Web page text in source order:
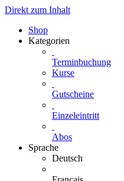
Direkt zum Inhalt
Shop
Kategorien
Terminbuchung
Kurse
Gutscheine
Einzeleintritt
Abos
Sprache
Deutsch